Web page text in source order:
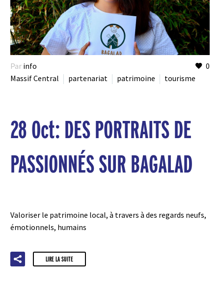
0
Par info
Massif Central
partenariat patrimoine tourisme
28 Oct: DES PORTRAITS DE
PASSIONNÉS SUR BAGALAD
Valoriser le patrimoine local, à travers à des regards neufs,
émotionnels, humains
LIRE LA SUITE